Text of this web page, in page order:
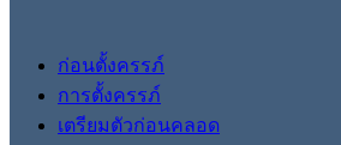
ก่อนตั้งครรภ์
การตั้งครรภ์
เตรียมตัวก่อนคลอด